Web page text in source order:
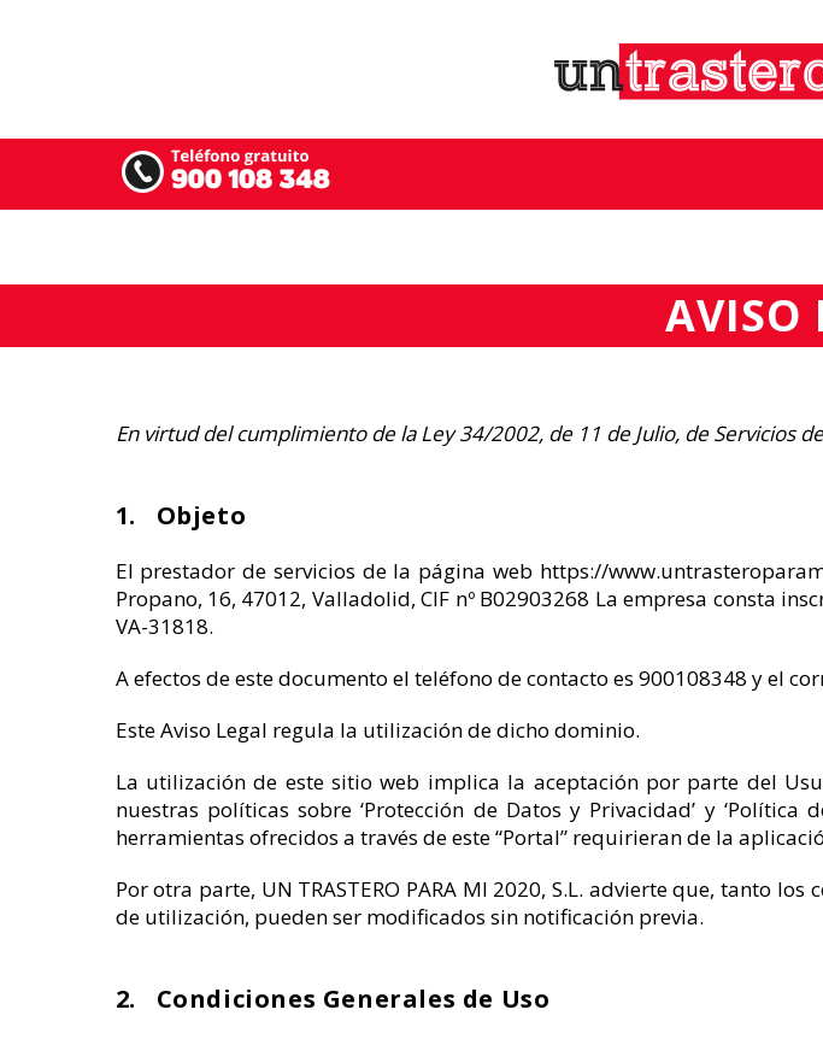
AVISO
En virtud del cumplimiento de la Ley 34/2002, de 11 de Julio, de Servicios
1. Objeto
El prestador de servicios de la página web https://
Propano, 16, 47012, Valladolid, CIF nº B02903268 La empresa consta
VA-31818.
A efectos de este documento el teléfono de contacto es 900108348 y el
Este Aviso Legal regula la utilización de dicho dominio.
La utilización de este sitio web implica la aceptación por parte del
nuestras políticas sobre ‘Protección de Datos y Privacidad’ y
herramientas ofrecidos a través de este “Portal” requirieran de la
Por otra parte, UN TRASTERO PARA MI 2020, S.L. advierte que, tanto
de utilización, pueden ser modificados sin notificación previa.
2. Condiciones Generales de Uso